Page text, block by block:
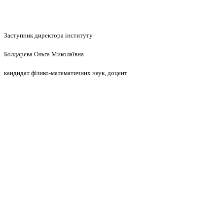
Заступник директора інституту
Болдарєва Ольга Миколаївна
кандидат фізико-математичних наук, доцент